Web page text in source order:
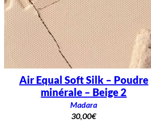
Air Equal Soft Silk – Poudre
minérale – Beige 2
Madara
30,00€